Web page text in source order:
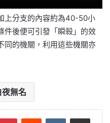
上分支的內容約為40-50小
件後便可引發「瞬殺」的效
同的機關，利用這些機關亦
無名
PinterestReddit VKontakteShare via Email